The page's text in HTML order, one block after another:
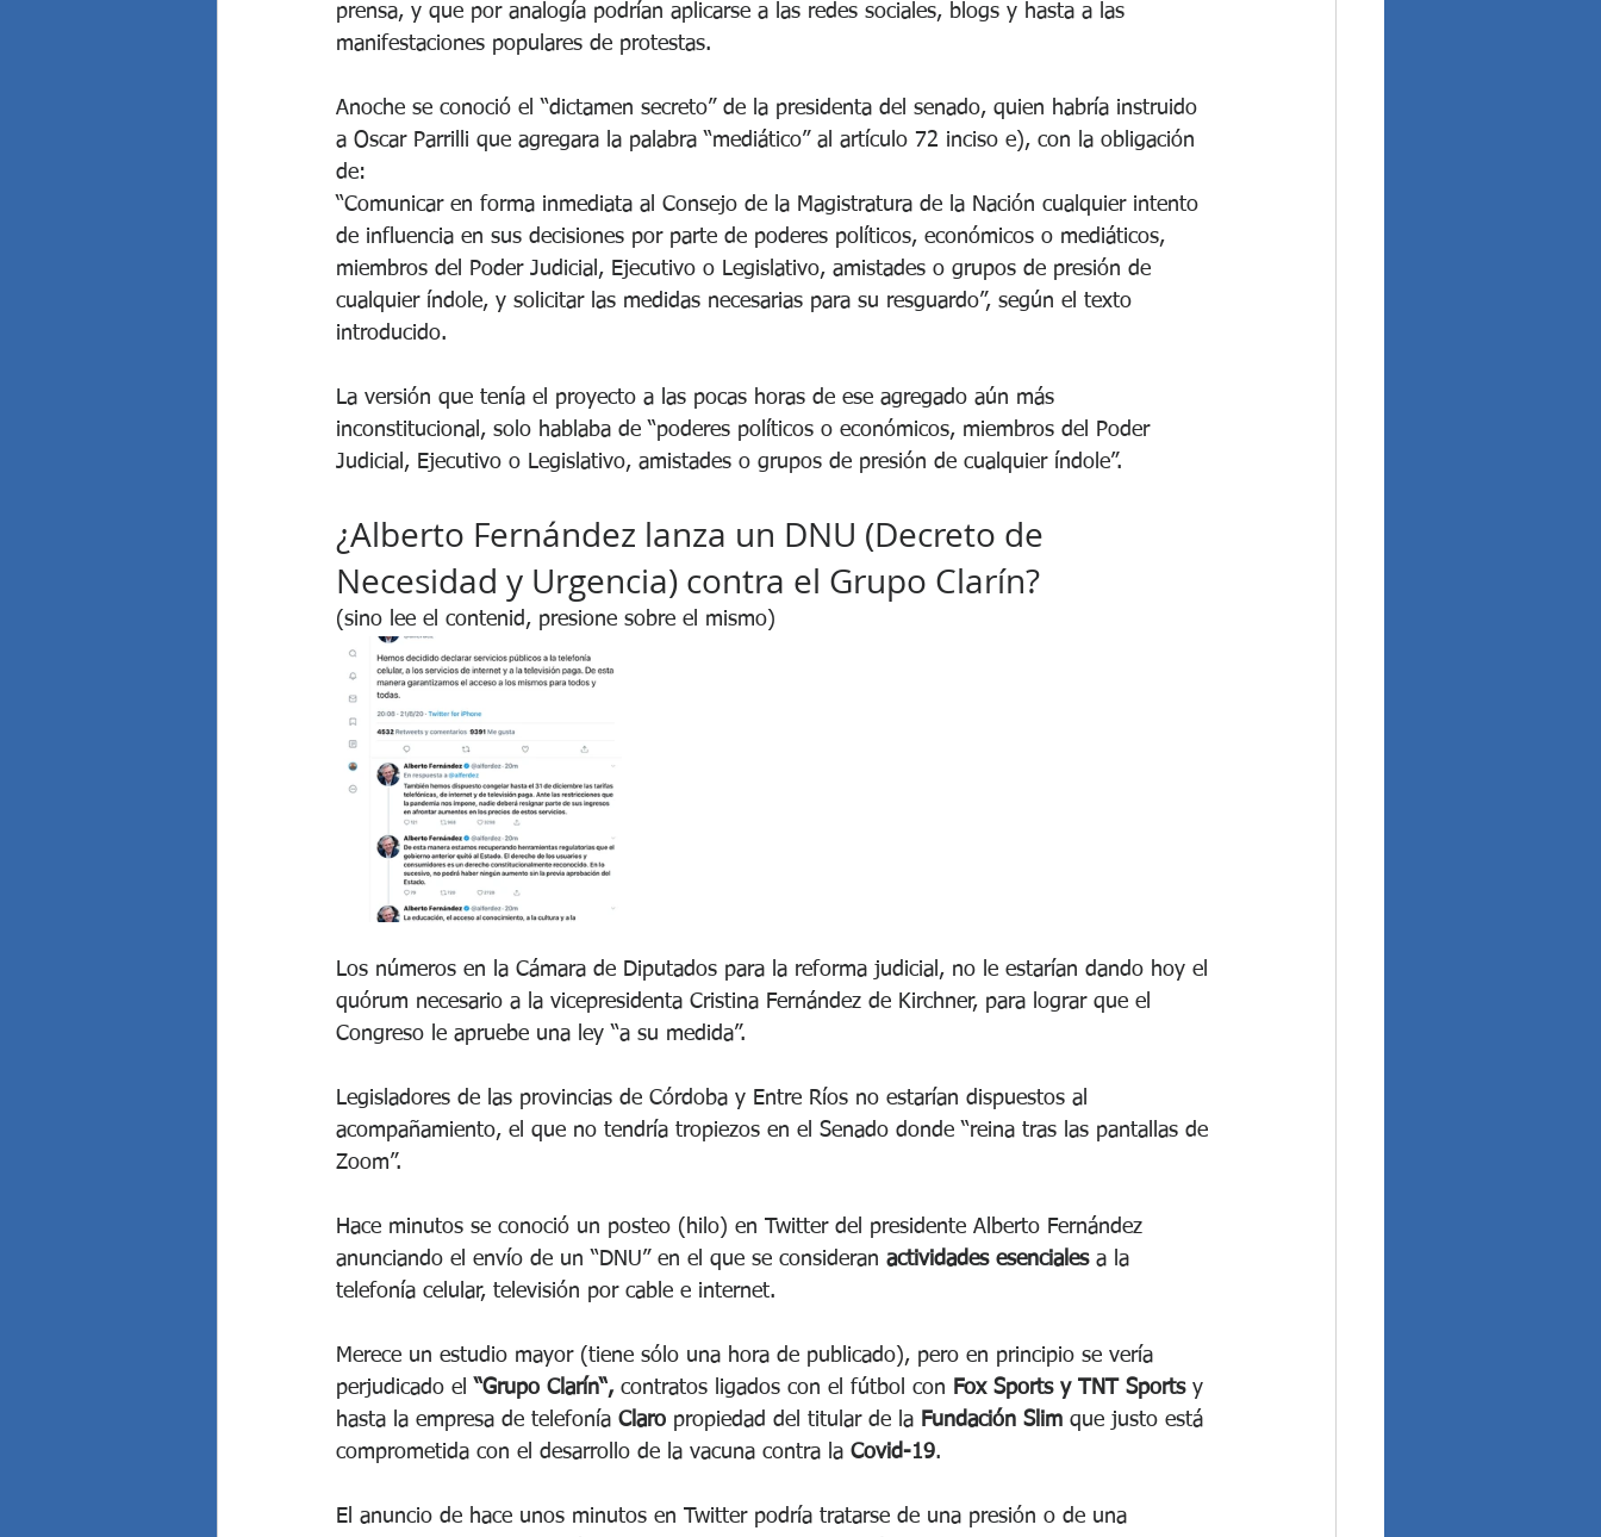
Elecciones Argentinas Elecciones Legislativas del 26 d...
Grave denuncia penal contra Cris... Guerra Rusia - Ucrania Investigación sobre el Cáncer
Javier Milei anunció por Cadena ... Javier Milei podría verse perjud... Javier Milei realizó un Acto de ...
Juicio al "Señor del Tabaco", Pa...
prensa, y que por analogía podrían aplicarse a las redes sociales, blogs y hasta a las
manifestaciones populares de protestas.
Anoche se conoció el “dictamen secreto” de la presidenta del senado, quien habría instruido
a Oscar Parrilli que agregara la palabra “mediático” al artículo 72 inciso e), con la obligación
de:
“Comunicar en forma inmediata al Consejo de la Magistratura de la Nación cualquier intento
de influencia en sus decisiones por parte de poderes políticos, económicos o mediáticos,
miembros del Poder Judicial, Ejecutivo o Legislativo, amistades o grupos de presión de
cualquier índole, y solicitar las medidas necesarias para su resguardo”, según el texto
introducido.
La versión que tenía el proyecto a las pocas horas de ese agregado aún más
inconstitucional, solo hablaba de “poderes políticos o económicos, miembros del Poder
Judicial, Ejecutivo o Legislativo, amistades o grupos de presión de cualquier índole”.
¿Alberto Fernández lanza un DNU (Decreto de
Necesidad y Urgencia) contra el Grupo Clarín?
(sino lee el contenid, presione sobre el mismo)
Los números en la Cámara de Diputados para la reforma judicial, no le estarían dando hoy el
quórum necesario a la vicepresidenta Cristina Fernández de Kirchner, para lograr que el
Congreso le apruebe una ley “a su medida”.
Legisladores de las provincias de Córdoba y Entre Ríos no estarían dispuestos al
acompañamiento, el que no tendría tropiezos en el Senado donde “reina tras las pantallas de
Zoom”.
Hace minutos se conoció un posteo (hilo) en Twitter del presidente Alberto Fernández
anunciando el envío de un “DNU” en el que se consideran actividades esenciales a la
telefonía celular, televisión por cable e internet.
Merece un estudio mayor (tiene sólo una hora de publicado), pero en principio se vería
perjudicado el “Grupo Clarín“, contratos ligados con el fútbol con Fox Sports y TNT Sports y
hasta la empresa de telefonía Claro propiedad del titular de la Fundación Slim que justo está
comprometida con el desarrollo de la vacuna contra la Covid-19.
El anuncio de hace unos minutos en Twitter podría tratarse de una presión o de una